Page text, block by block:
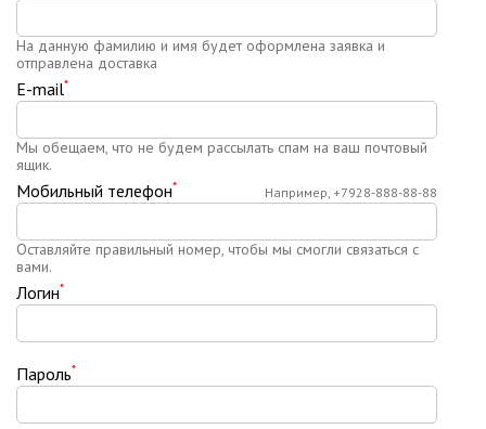
На данную фамилию и имя будет оформлена заявка и
отправлена доставка
E-mail*
Мы обещаем, что не будем рассылать спам на ваш почтовый
ящик.
Мобильный телефон*
Оставляйте правильный номер, чтобы мы смогли связаться с
вами.
Например, +7928-888-88-88
Логин*
Пароль*